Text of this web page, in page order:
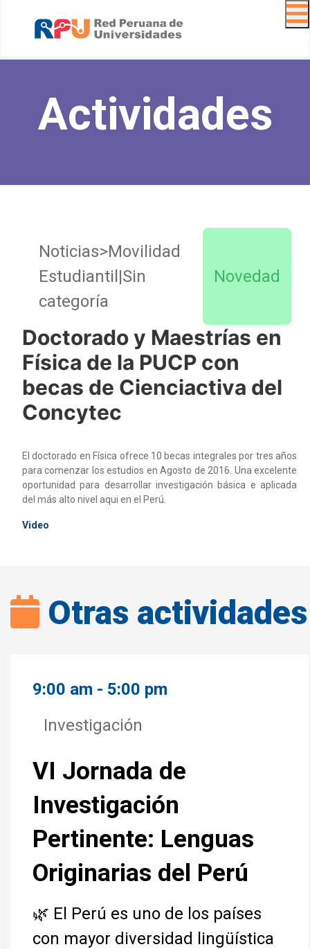
Actividades
Noticias>Movilidad
Estudiantil|Sin
categoría
Novedad
Doctorado y Maestrías en
Física de la PUCP con
becas de Cienciactiva del
Concytec
El doctorado en Física ofrece 10 becas integrales por tres años
para comenzar los estudios en Agosto de 2016. Una excelente
oportunidad para desarrollar investigación básica e aplicada
del más alto nivel aqui en el Perú.
Video
Otras actividades
9:00 am - 5:00 pm
Investigación
VI Jornada de
Investigación
Pertinente: Lenguas
Originarias del Perú
🌿 El Perú es uno de los países
con mayor diversidad lingüística